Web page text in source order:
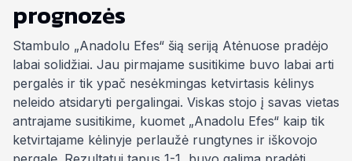
prognozės
Stambulo „Anadolu Efes“ šią seriją Atėnuose pradėjo
labai solidžiai. Jau pirmajame susitikime buvo labai arti
pergalės ir tik ypač nesėkmingas ketvirtasis kėlinys
neleido atsidaryti pergalingai. Viskas stojo į savas vietas
antrajame susitikime, kuomet „Anadolu Efes“ kaip tik
ketvirtajame kėlinyje perlaužė rungtynes ir iškovojo